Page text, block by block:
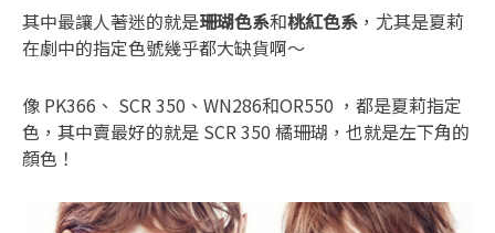
其中最讓人著迷的就是珊瑚色系和桃紅色系 ，尤其是夏莉
在劇中的指定色號幾乎都大缺貨啊～
像 PK366、 SCR 350、WN286和OR550 ，都是夏莉指定
色，其中賣最好的就是 SCR 350 橘珊瑚，也就是左下角的
顏色！